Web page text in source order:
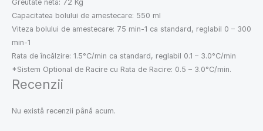
Greutate netă: 72 Kg
Capacitatea bolului de amestecare: 550 ml
Viteza bolului de amestecare: 75 min-1 ca standard, reglabil 0 – 300
min-1
Rata de încălzire: 1.5°C/min ca standard, reglabil 0.1 – 3.0°C/min
*Sistem Optional de Racire cu Rata de Racire: 0.5 – 3.0°C/min.
Recenzii
Nu există recenzii până acum.